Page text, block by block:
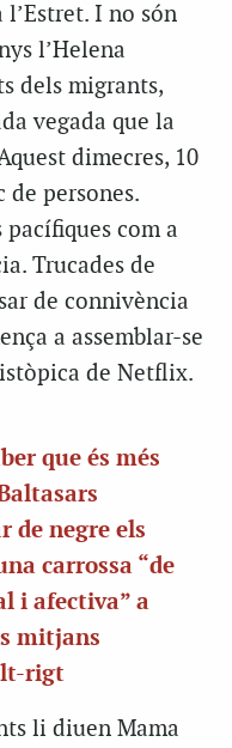
I no són
l’Helena
dels migrants,
vegada que la
dimecres, 10
de persones.
com a
Trucades de
de connivència
a assemblar-se
de Netflix.
que és més
de negre els
carrossa “de
i afectiva” a
mitjans
rigt
li diuen Mama